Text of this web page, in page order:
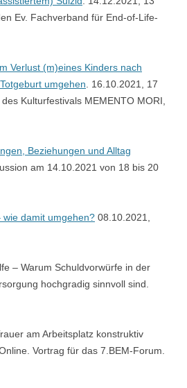
Ev. Fachverband für End-of-Life-
Verlust (m)eines Kinders nach
umgehen . 16.10.2021, 17
Kulturfestivals MEMENTO MORI,
Beziehungen und Alltag
am 14.10.2021 von 18 bis 20
wie damit umgehen? 08.10.2021,
– Warum Schuldvorwürfe in der
hochgradig sinnvoll sind.
am Arbeitsplatz konstruktiv
Vortrag für das 7.BEM-Forum.